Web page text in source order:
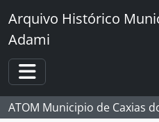
Skip to main content
Arquivo Histórico
Adami
Toggle navigation
ATOM Municipio de Caxias